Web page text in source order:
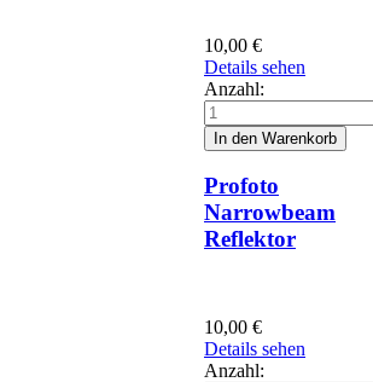
10,00 €
Details sehen
Anzahl:
Profoto
Narrowbeam
Reflektor
10,00 €
Details sehen
Anzahl: